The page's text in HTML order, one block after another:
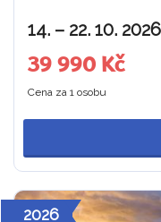
14. – 22. 10.
39 990 Kč
Cena za 1 osobu
2026